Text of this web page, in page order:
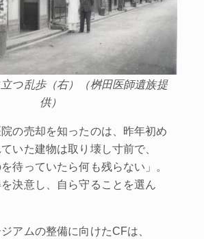
つ乱歩（右）（桝田医師遺族提
供）
の売却を知ったのは、昨年初め
いた建物は取り壊し寸前で、
を待っていたら何も残らない」。
決意し、自ら守ることを選ん
アムの整備に向けたCFは、